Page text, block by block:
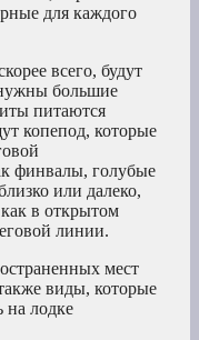
для каждого
всего, будут
большие
питаются
копепод, которые
финвалы, голубые
или далеко,
в открытом
линии.
мест
виды, которые
на лодке